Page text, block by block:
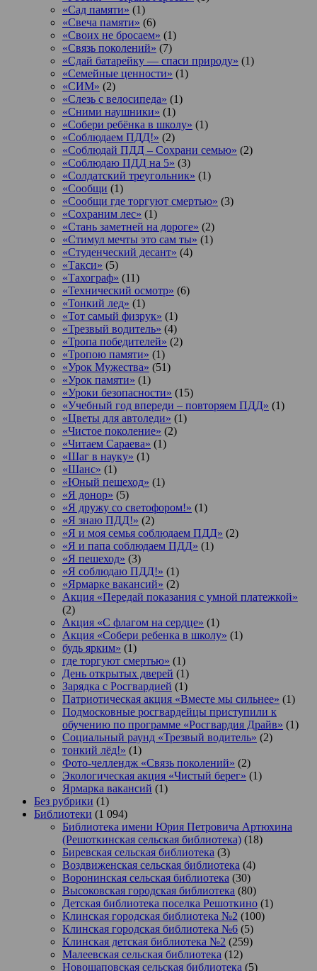
«Сад памяти» (1)
«Свеча памяти» (6)
«Своих не бросаем» (1)
«Связь поколений» (7)
«Сдай батарейку — спаси природу» (1)
«Семейные ценности» (1)
«СИМ» (2)
«Слезь с велосипеда» (1)
«Сними наушники» (1)
«Собери ребёнка в школу» (1)
«Соблюдаем ПДД!» (2)
«Соблюдай ПДД – Сохрани семью» (2)
«Соблюдаю ПДД на 5» (3)
«Солдатский треугольник» (1)
«Сообщи (1)
«Сообщи где торгуют смертью» (3)
«Сохраним лес» (1)
«Стань заметней на дороге» (2)
«Стимул мечты это сам ты» (1)
«Студенческий десант» (4)
«Такси» (5)
«Тахограф» (11)
«Технический осмотр» (6)
«Тонкий лед» (1)
«Тот самый физрук» (1)
«Трезвый водитель» (4)
«Тропа победителей» (2)
«Тропою памяти» (1)
«Урок Мужества» (51)
«Урок памяти» (1)
«Уроки безопасности» (15)
«Учебный год впереди – повторяем ПДД» (1)
«Цветы для автоледи» (1)
«Чистое поколение» (2)
«Читаем Сараева» (1)
«Шаг в науку» (1)
«Шанс» (1)
«Юный пешеход» (1)
«Я донор» (5)
«Я дружу со светофором!» (1)
«Я знаю ПДД!» (2)
«Я и моя семья соблюдаем ПДД» (2)
«Я и папа соблюдаем ПДД» (1)
«Я пешеход» (3)
«Я соблюдаю ПДД!» (1)
«Ярмарке вакансий» (2)
Акция «Передай показания с умной платежкой»
(2)
Акция «С флагом на сердце» (1)
Акция «Собери ребенка в школу» (1)
будь ярким» (1)
где торгуют смертью» (1)
День открытых дверей (1)
Зарядка с Росгвардией (1)
Патриотическая акция «Вместе мы сильнее» (1)
Подмосковные росгвардейцы приступили к
обучению по программе «Росгвардия Драйв» (1)
Социальный раунд «Трезвый водитель» (2)
тонкий лёд!» (1)
Фото-челлендж «Связь поколений» (2)
Экологическая акция «Чистый берег» (1)
Ярмарка вакансий (1)
Без рубрики (1)
Библиотеки (1 094)
Библиотека имени Юрия Петровича Артюхина
(Решоткинская сельская библиотека) (18)
Биревская сельская библиотека (3)
Воздвиженская сельская библиотека (4)
Воронинская сельская библиотека (30)
Высоковская городская библиотека (80)
Детская библиотека поселка Решоткино (1)
Клинская городская библиотека №2 (100)
Клинская городская библиотека №6 (5)
Клинская детская библиотека №2 (259)
Малеевская сельская библиотека (12)
Новощаповская сельская библиотека (5)